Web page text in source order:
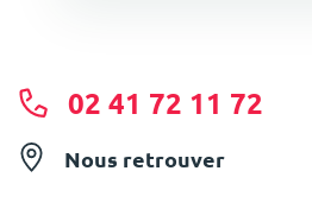
02 41 72 11 72
Nous retrouver